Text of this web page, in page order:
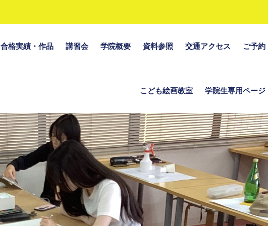
合格実績・作品 講習会 学院概要 資料参照 交通アクセス ご予約
こども絵画教室 学院生専用ページ